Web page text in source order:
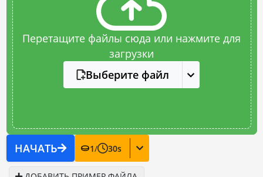
Перетащите файлы сюда или нажмите для
загрузки
Выберите файл
НАЧАТЬ 1/ 30s